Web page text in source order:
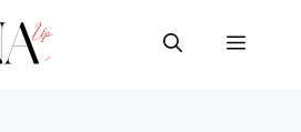
Menu